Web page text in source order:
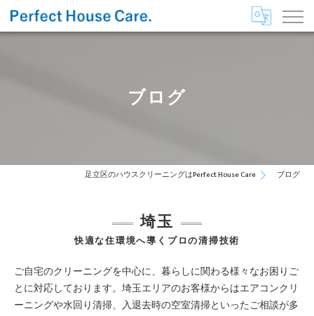
ブログ
足立区のハウスクリーニングはPerfect House Care ブログ
埼玉
快適な住環境へ導くプロの清掃技術
ご自宅のクリーニングを中心に、暮らしに関わる様々なお困りご
とに対応しております。埼玉エリアのお客様からはエアコンクリ
ーニングや水回り清掃、入退去時の空室清掃といったご相談が多